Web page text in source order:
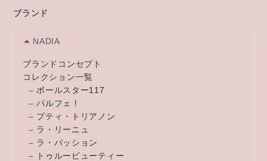
ブランド
NADIA
ブランドコンセプト
コレクション一覧
– ポールスター117
–パルフェ！
– プティ・トリアノン
– ラ・リーニュ
– ラ・パッション
–
トゥルービューティー